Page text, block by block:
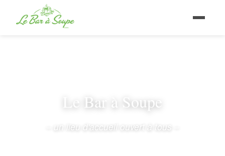
Le Bar à Soupe
– un lieu d'accueil ouvert à tous –